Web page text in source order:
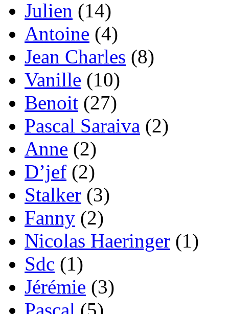
Julien (14)
Antoine (4)
Jean Charles (8)
Vanille (10)
Benoit (27)
Pascal Saraiva (2)
Anne (2)
D’jef (2)
Stalker (3)
Fanny (2)
Nicolas Haeringer (1)
Sdc (1)
Jérémie (3)